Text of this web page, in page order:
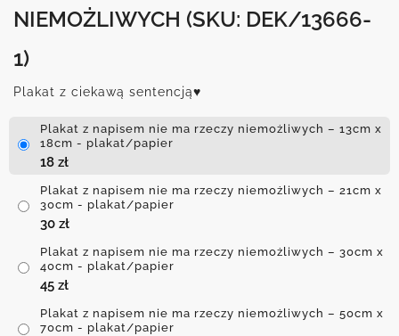
NIEMOŻLIWYCH (SKU: DEK/13666-
1)
Plakat z ciekawą sentencją♥
Plakat z napisem nie ma rzeczy niemożliwych – 13cm x
18cm - plakat/papier
18 zł
Plakat z napisem nie ma rzeczy niemożliwych – 21cm x
30cm - plakat/papier
30 zł
Plakat z napisem nie ma rzeczy niemożliwych – 30cm x
40cm - plakat/papier
45 zł
Plakat z napisem nie ma rzeczy niemożliwych – 50cm x
70cm - plakat/papier